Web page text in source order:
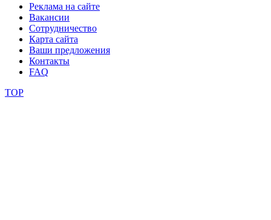
Реклама на сайте
Вакансии
Сотрудничество
Карта сайта
Ваши предложения
Контакты
FAQ
TOP